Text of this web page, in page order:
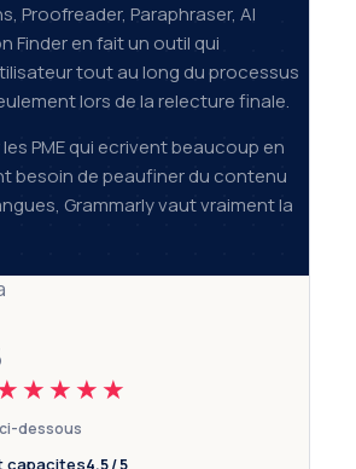
Proofreader, Paraphraser, AI
Finder en fait un outil qui
tout au long du processus
lors de la relecture finale.
PME qui ecrivent beaucoup en
besoin de peaufiner du contenu
Grammarly vaut vraiment la
dessous
capacites4.5 / 5